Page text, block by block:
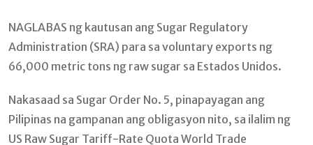
NAGLABAS ng kautusan ang Sugar Regulatory
Administration (SRA) para sa voluntary exports ng
66,000 metric tons ng raw sugar sa Estados Unidos.
Nakasaad sa Sugar Order No. 5, pinapayagan ang
Pilipinas na gampanan ang obligasyon nito, sa ilalim ng
US Raw Sugar Tariff-Rate Quota World Trade